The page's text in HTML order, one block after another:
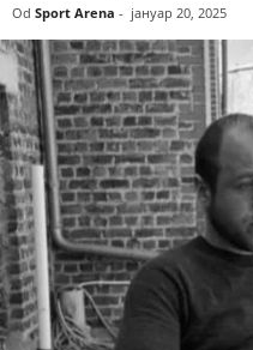
Od Sport Arena - јануар 20, 2025